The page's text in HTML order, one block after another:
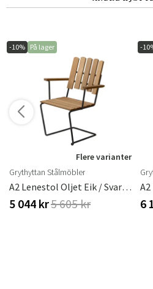
-10% På lager
Flere varianter
Grythyttan Stålmöbler
A2 Lenestol Oljet Eik / Svart Ramme
5 044 kr5 605 kr
-
6